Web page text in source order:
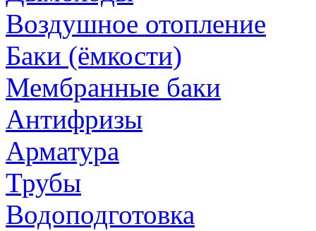
Воздушное отопление
Баки (ёмкости)
Мембранные баки
Антифризы
Арматура
Трубы
Водоподготовка